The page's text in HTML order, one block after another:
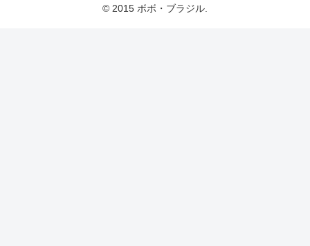
© 2015 ボボ・ブラジル.